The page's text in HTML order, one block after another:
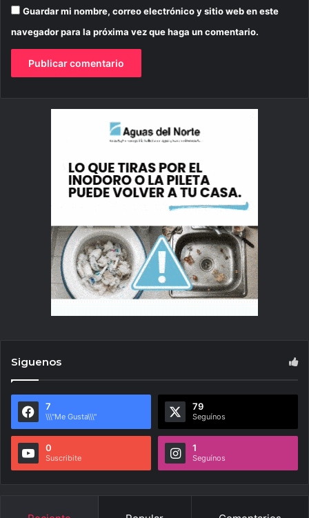
Guardar mi nombre, correo electrónico y sitio web en este
navegador para la próxima vez que haga un comentario.
Siguenos
7
\\\"Me Gusta\\\"
79
Seguínos
0
Suscribite
1
Seguínos